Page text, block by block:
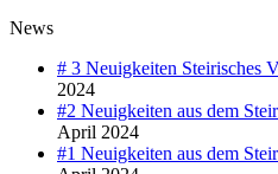
News
# 3 Neuigkeiten Steirisches
2024
#2 Neuigkeiten aus dem
April 2024
#1 Neuigkeiten aus dem